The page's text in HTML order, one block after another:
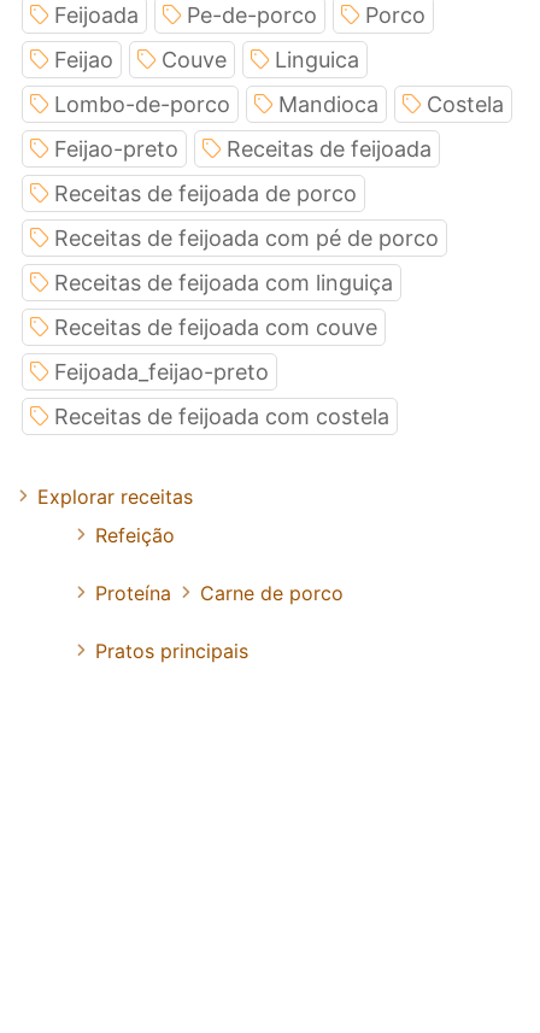
Feijoada Pe-de-porco
Porco
Feijao
Couve
Linguica
Lombo-de-porco
Mandioca
Costela
Feijao-preto
Receitas de feijoada
Receitas de feijoada de porco
Receitas de feijoada com pé de porco
Receitas de feijoada com linguiça
Receitas de feijoada com couve
Feijoada_feijao-preto
Receitas de feijoada com costela
Explorar receitas
Refeição
Proteína Carne de porco
Pratos principais